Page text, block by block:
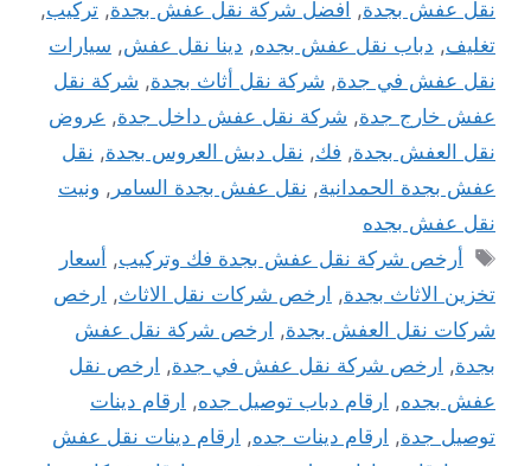
نقل عفش بجدة, افضل شركة نقل عفش بجدة, تركيب,
تغليف, دباب نقل عفش بجده, دينا نقل عفش, سيارات
نقل عفش في جدة, شركة نقل أثاث بجدة, شركة نقل
عفش خارج جدة, شركة نقل عفش داخل جدة, عروض
نقل العفش بجدة, فك, نقل دبش العروس بجدة, نقل
عفش بجدة الحمدانية, نقل عفش بجدة السامر , ونيت
نقل عفش بجده
الوسوم
أرخص شركة نقل عفش بجدة فك وتركيب, أسعار
تخزين الاثاث بجدة, ارخص شركات نقل الاثاث, ارخص
شركات نقل العفش بجدة, ارخص شركة نقل عفش
بجدة, ارخص شركة نقل عفش في جدة, ارخص نقل
عفش بجده, ارقام دباب توصيل جده, ارقام دينات
توصيل جدة, ارقام دينات جده, ارقام دينات نقل عفش